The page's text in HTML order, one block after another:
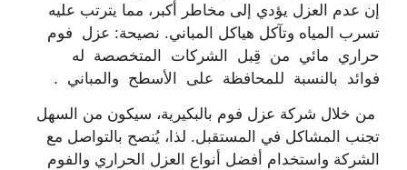
إن عدم العزل يؤدي إلى مخاطر أكبر، مما يترتب عليه
تسرب المياه وتآكل هياكل المباني. نصيحة: عزل فوم
حراري مائي من قِبل الشركات المتخصصة له
فوائد بالنسبة للمحافظة على الأسطح والمباني .
من خلال شركة عزل فوم بالبكيرية، سيكون من السهل
تجنب المشاكل في المستقبل. لذا، يُنصح بالتواصل مع
الشركة واستخدام أفضل أنواع العزل الحراري والفوم